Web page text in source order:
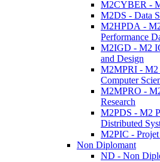
M2CYBER -
M2DS - Data
M2HPDA -
Performance
M2IGD - M2
and Design
M2MPRI - M2
Computer
M2MPRO -
Research
M2PDS - M2
Distributed
M2PIC -
Non Diplomant
ND - Non